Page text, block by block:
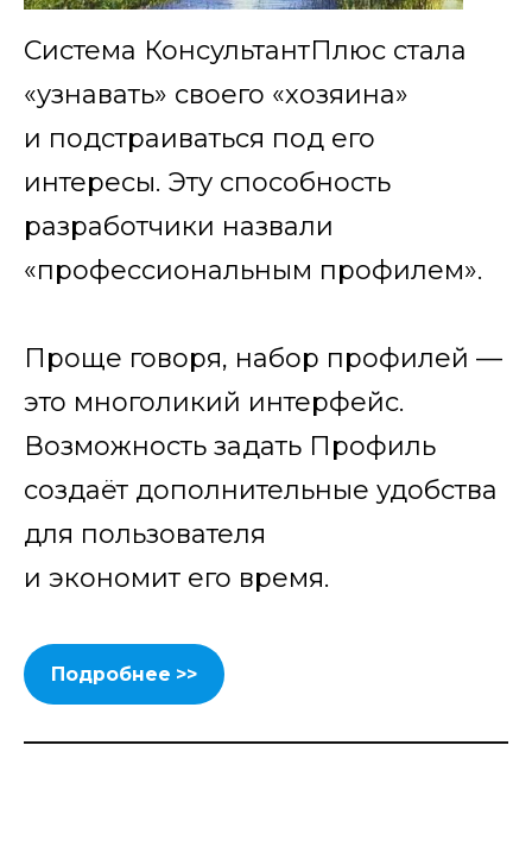
Система КонсультантПлюс стала
«узнавать» своего «хозяина»
и подстраиваться под его
интересы. Эту способность
разработчики назвали
«профессиональным профилем».
Проще говоря, набор профилей —
это многоликий интерфейс.
Возможность задать Профиль
создаёт дополнительные удобства
для пользователя
и экономит его время.
Подробнее >>